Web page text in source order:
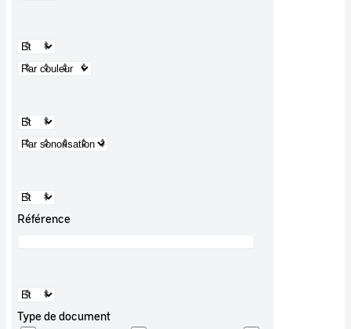
Référence
Type de document